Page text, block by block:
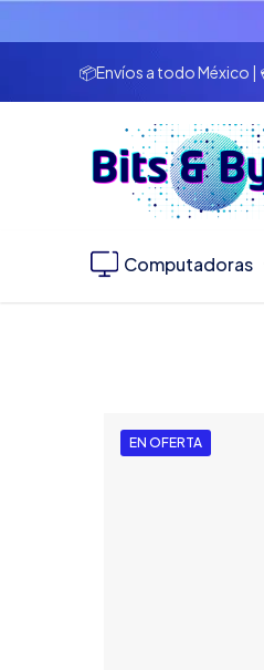
📦Envíos a todo México |
Computadoras
EN OFERTA